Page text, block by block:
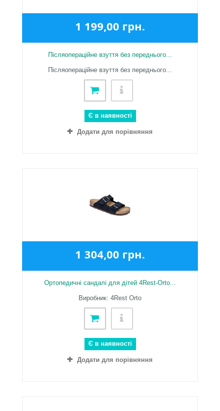
1 199,00 грн.
Післяопераційне взуття без переднього...
Післяопераційне взуття без переднього...
Є в наявності
Додати для порівняння
1 304,00 грн.
Ортопедичні сандалі для дітей 4Rest-Orto...
Виробник: 4Rest Orto
Є в наявності
Додати для порівняння